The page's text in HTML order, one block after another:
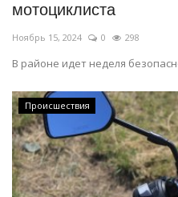
мотоциклиста
Ноябрь 15, 2024 0 298
В районе идет неделя
Происшествия